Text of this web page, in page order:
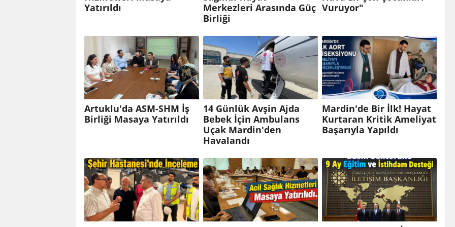
Yatırıldı
Merkezleri Arasında Güç
Birliği
Vuruyor"
Artuklu'da ASM-SHM İş
Birliği Masaya Yatırıldı
14 Günlük Avşin Ajda
Bebek İçin Ambulans
Uçak Mardin'den
Havalandı
Mardin'de Bir İlk! Hayat
Kurtaran Kritik Ameliyat
Başarıyla Yapıldı